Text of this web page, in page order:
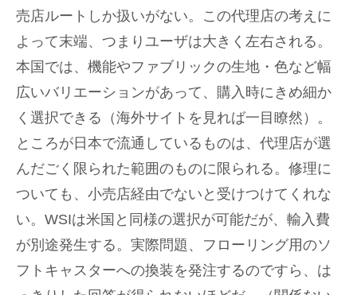
売店ルートしか扱いがない。この代理店の考えに
よって末端、つまりユーザは大きく左右される。
本国では、機能やファブリックの生地・色など幅
広いバリエーションがあって、購入時にきめ細か
く選択できる（海外サイトを見れば一目瞭然）。
ところが日本で流通しているものは、代理店が選
んだごく限られた範囲のものに限られる。修理に
ついても、小売店経由でないと受けつけてくれな
い。WSIは米国と同様の選択が可能だが、輸入費
が別途発生する。実際問題、フローリング用のソ
フトキャスターへの換装を発注するのですら、は